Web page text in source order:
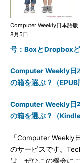
Computer Weekly日本語版
8月5日
号：BoxとDropboxど
Computer Weekly
の箱を選ぶ？（EPUB
Computer Weekly
の箱を選ぶ？（Kindle
「Computer Weekly
のサービスです。
は、ぜひこの機会に